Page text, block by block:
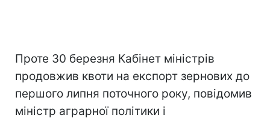
Проте 30 березня Кабінет міністрів
продовжив квоти на експорт зернових до
першого липня поточного року, повідомив
міністр аграрної політики і